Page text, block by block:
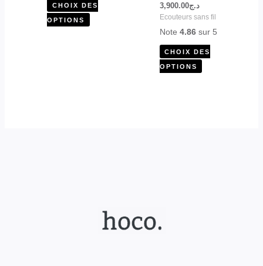
CHOIX DES
OPTIONS
sur
la
د.ج3,900.00
Ecouteurs sans fil
Note 4.86sur 5
CHOIX DES
OPTIONS
du